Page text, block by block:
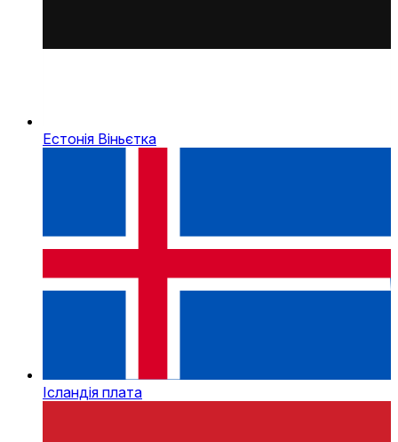
Естонія Віньєтка
Ісландія плата